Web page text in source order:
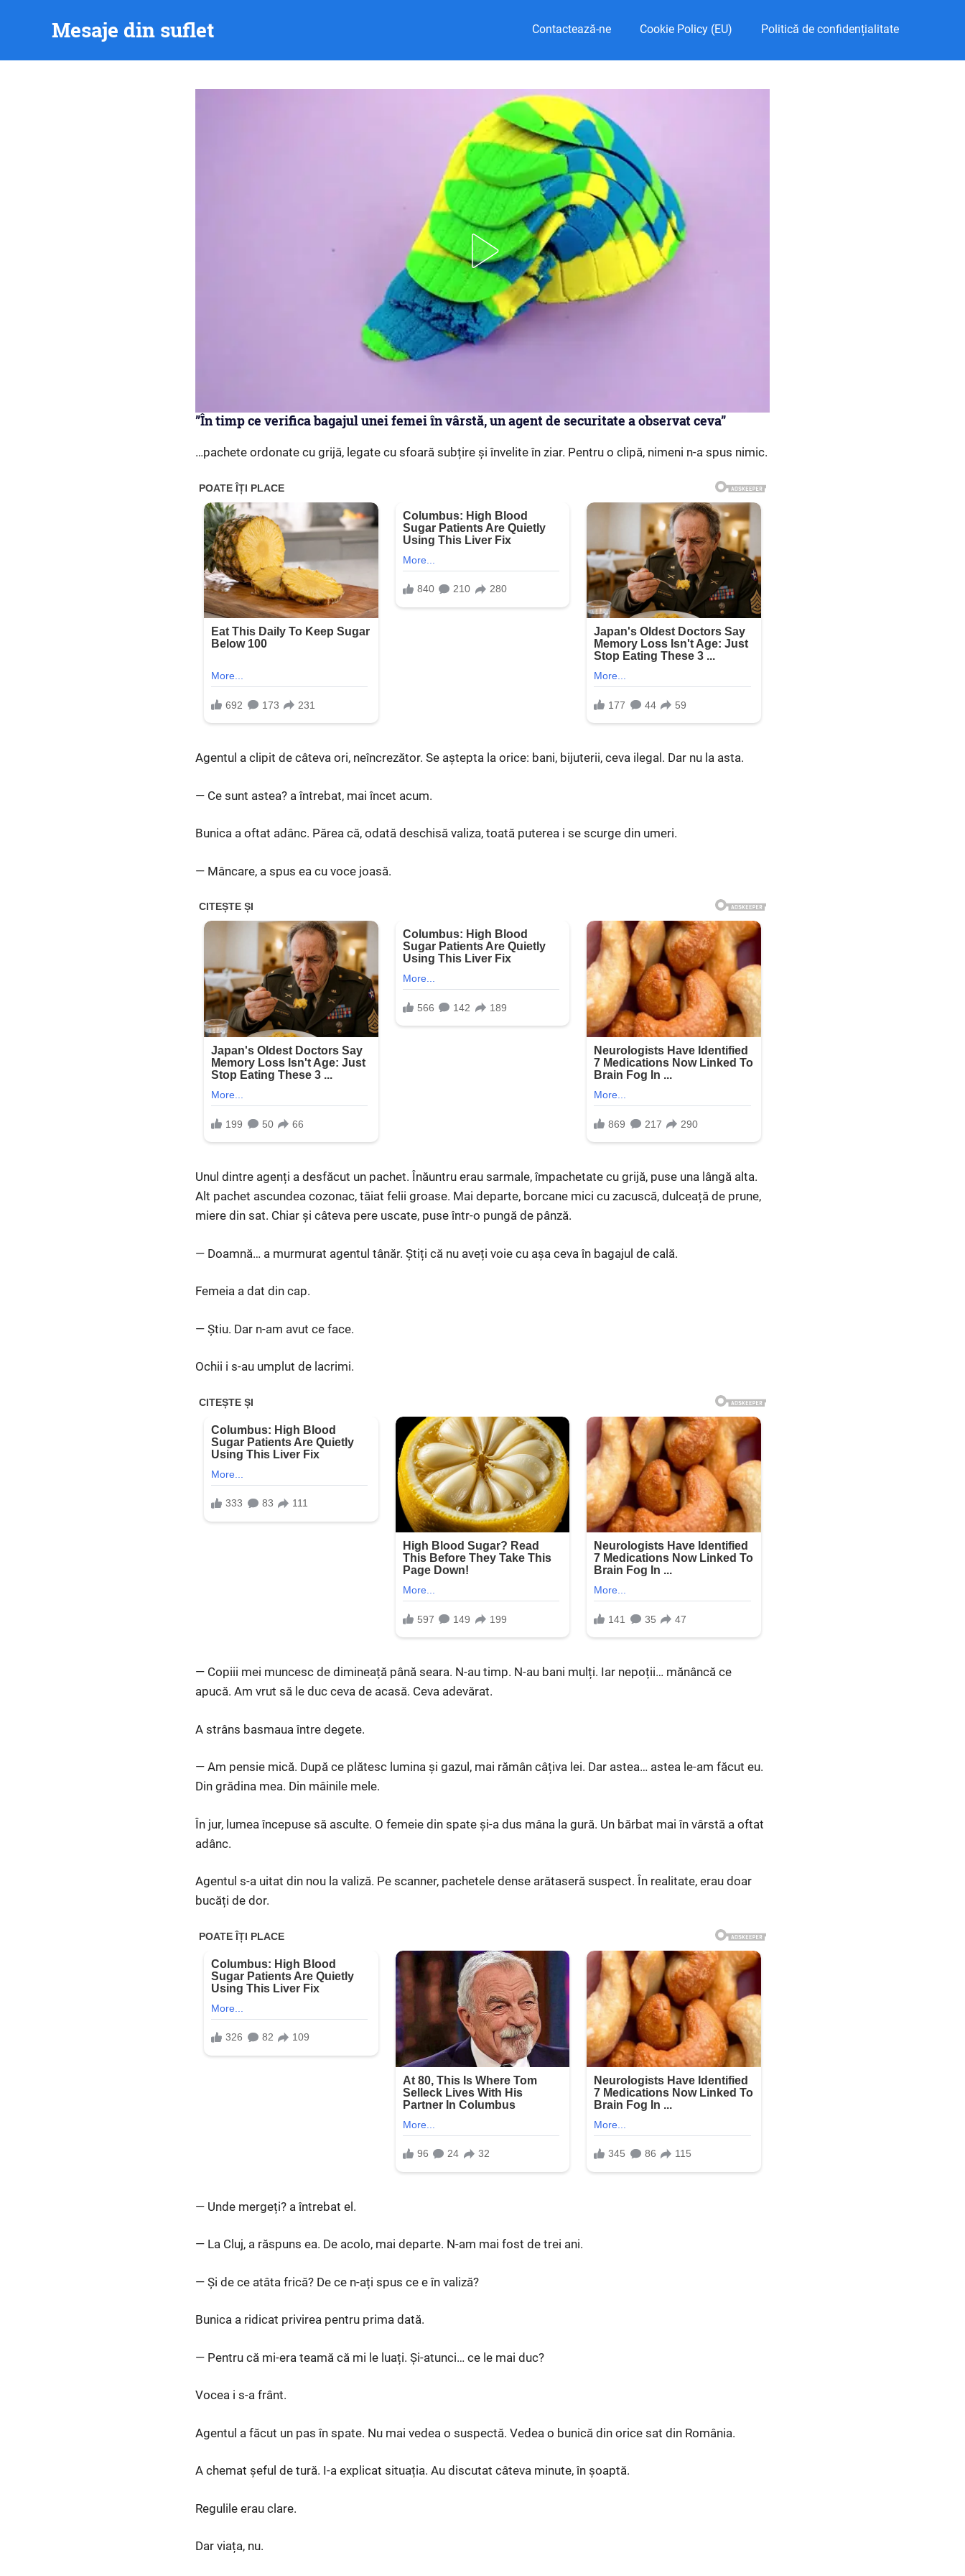
Mesaje din suflet Contactează-ne Cookie Policy (EU) Politică de confidențialitate
”În timp ce verifica bagajul unei femei în vârstă, un agent de securitate a observat ceva”
…pachete ordonate cu grijă, legate cu sfoară subțire și învelite în ziar. Pentru o clipă, nimeni n-a spus nimic.
Agentul a clipit de câteva ori, neîncrezător. Se aștepta la orice: bani, bijuterii, ceva ilegal. Dar nu la asta.
— Ce sunt astea? a întrebat, mai încet acum.
Bunica a oftat adânc. Părea că, odată deschisă valiza, toată puterea i se scurge din umeri.
— Mâncare, a spus ea cu voce joasă.
Unul dintre agenți a desfăcut un pachet. Înăuntru erau sarmale, împachetate cu grijă, puse una lângă alta.
Alt pachet ascundea cozonac, tăiat felii groase. Mai departe, borcane mici cu zacuscă, dulceață de prune,
miere din sat. Chiar și câteva pere uscate, puse într-o pungă de pânză.
— Doamnă… a murmurat agentul tânăr. Știți că nu aveți voie cu așa ceva în bagajul de cală.
Femeia a dat din cap.
— Știu. Dar n-am avut ce face.
Ochii i s-au umplut de lacrimi.
— Copiii mei muncesc de dimineață până seara. N-au timp. N-au bani mulți. Iar nepoții… mănâncă ce
apucă. Am vrut să le duc ceva de acasă. Ceva adevărat.
A strâns basmaua între degete.
— Am pensie mică. După ce plătesc lumina și gazul, mai rămân câțiva lei. Dar astea… astea le-am făcut eu.
Din grădina mea. Din mâinile mele.
În jur, lumea începuse să asculte. O femeie din spate și-a dus mâna la gură. Un bărbat mai în vârstă a oftat
adânc.
Agentul s-a uitat din nou la valiză. Pe scanner, pachetele dense arătaseră suspect. În realitate, erau doar
bucăți de dor.
— Unde mergeți? a întrebat el.
— La Cluj, a răspuns ea. De acolo, mai departe. N-am mai fost de trei ani.
— Și de ce atâta frică? De ce n-ați spus ce e în valiză?
Bunica a ridicat privirea pentru prima dată.
— Pentru că mi-era teamă că mi le luați. Și-atunci… ce le mai duc?
Vocea i s-a frânt.
Agentul a făcut un pas în spate. Nu mai vedea o suspectă. Vedea o bunică din orice sat din România.
A chemat șeful de tură. I-a explicat situația. Au discutat câteva minute, în șoaptă.
Regulile erau clare.
Dar viața, nu.